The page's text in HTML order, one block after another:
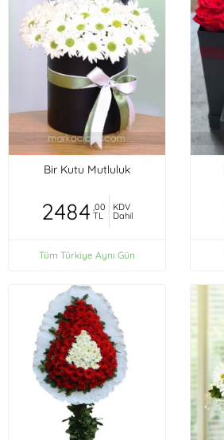
Bir Kutu Mutluluk
2484 ,00
TL
KDV
Dahil
Tüm Türkiye Aynı Gün